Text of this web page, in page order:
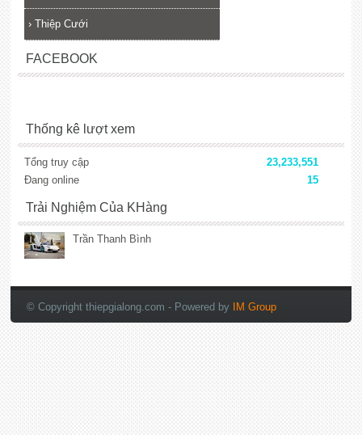
› Thiệp Cưới
FACEBOOK
Thống kê lượt xem
Tổng truy cập
23,233,551
Đang online
15
Trải Nghiệm Của KHàng
Trần Thanh Bình
© Copyright thiepgialong.com - Powered by IM Group